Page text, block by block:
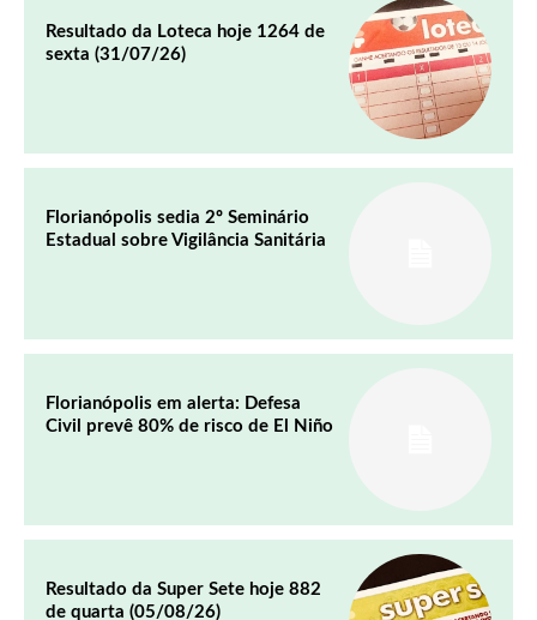
Resultado da Loteca hoje 1264 de
sexta (31/07/26)
Florianópolis sedia 2º Seminário
Estadual sobre Vigilância Sanitária
Florianópolis em alerta: Defesa
Civil prevê 80% de risco de El Niño
Resultado da Super Sete hoje 882
de quarta (05/08/26)